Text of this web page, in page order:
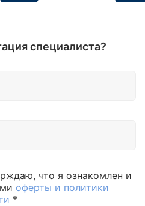
специалиста?
что я ознакомлен и
оферты и политики
*